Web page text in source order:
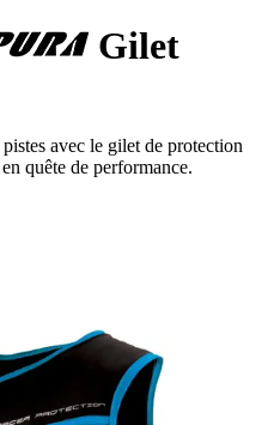
Gilet
avec le gilet de protection
quête de performance.